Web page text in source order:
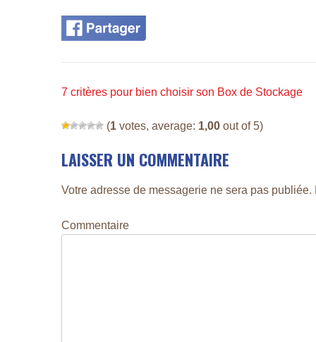
N
A
V
I
G
A
T
I
7 critères pour bien choisir son Box de Stockage
(1 votes, average: 1,00 out of 5)
LAISSER UN COMMENTAIRE
Votre adresse de messagerie ne sera pas publiée.
Commentaire